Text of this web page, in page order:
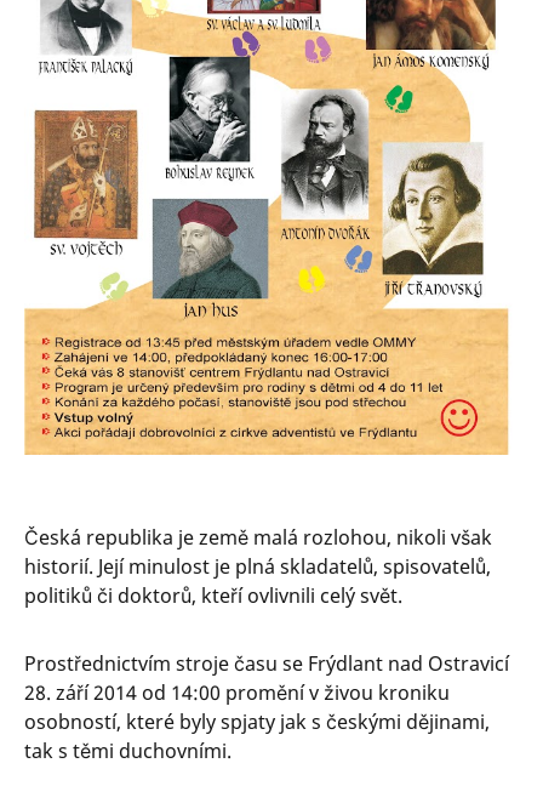
Česká republika je země malá rozlohou, nikoli však
historií. Její minulost je plná skladatelů, spisovatelů,
politiků či doktorů, kteří ovlivnili celý svět.
Prostřednictvím stroje času se Frýdlant nad Ostravicí
28. září 2014 od 14:00 promění v živou kroniku
osobností, které byly spjaty jak s českými dějinami,
tak s těmi duchovními.